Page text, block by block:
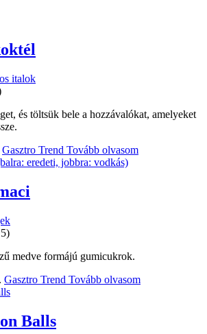
italok
és töltsük bele a hozzávalókat, amelyeket
Gasztro Trend Tovább olvasom
medve formájú gumicukrok.
Gasztro Trend Tovább olvasom
Balls